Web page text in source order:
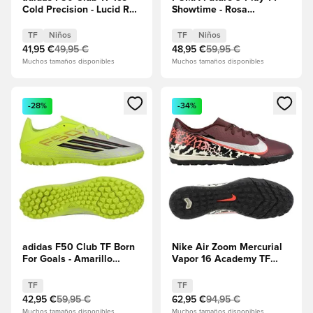
Cold Precision - Lucid Ray
Utility Aqua Niños
TF Niños
41,95 €49,95 €
Muchos tamaños disponibles
Showtime - Rosa
Stream/Aguamarina
brillante/PUMA White
Niños
TF Niños
48,95 €59,95 €
Muchos tamaños disponibles
Abre un modal para iniciar sesión o registrarse como
-28%
adidas F50 Club TF Born
For Goals - Amarillo
lúcido
TF
42,95 €59,95 €
Muchos tamaños disponibles
Abre un modal para iniciar
-34%
Nike Air Zoom Mercurial
Vapor 16 Academy TF
Crush/Plata
metalizada/Universal
Red/Fósil
TF
62,95 €94,95 €
Muchos tamaños disponibles